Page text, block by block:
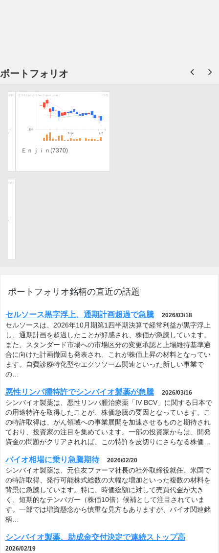
ポートフォリオ
Ｅｎｊｉｎ(7370)
の…
シンバイオ製薬は、悪性リンパ腫治療薬「IV BCV」に関する日本で
の用途特許を取得したことが、株価急騰の要因となっています。こ
の特許取得は、がん領域への事業展開を加速させるものと期待され
ており、投資家の注目を集めています。一部の投資家からは、開発
資金の問題がクリアされれば、この特許を皮切りにさらなる株価…
バイオ相場に乗り急騰期待
の特許取得、発行可能株式総数の大幅な増加といった複数の材料を
背景に急騰しています。特に、時価総額に対して売買代金が大き
く、短期的なテンバガー（株価10倍）候補として注目されていま
す。一部では増資懸念から慎重な見方もありますが、バイオ関連銘
柄…
2026/02/19
シンバイオ製薬は、造血幹細胞移植後アデノウイルス感染症に対す
る医薬品「IV BCV」について、希少疾病用医薬品等試験研究助成金
の交付決定を受けたことを好感し、2日連続でストップ高となって
います。このニュースが材料視され、投資家の買い注文が殺到。バ
イオ関連銘柄は材料一つで値動きが激しくなる傾向がありますが、
…
シンバイオ、欧州で第３相試験開始へ 2025/09/17
シンバイオ製薬は、注射剤ブリンシドフォビルについて、欧州医薬